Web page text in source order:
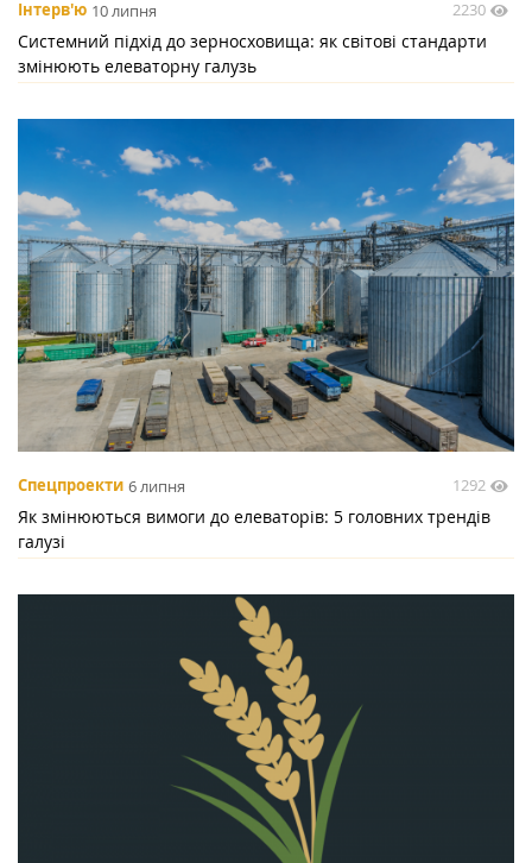
Інтерв'ю 10 липня 2230
Системний підхід до зерносховища: як світові стандарти
змінюють елеваторну галузь
Спецпроекти 6 липня 1292
Як змінюються вимоги до елеваторів: 5 головних трендів
галузі